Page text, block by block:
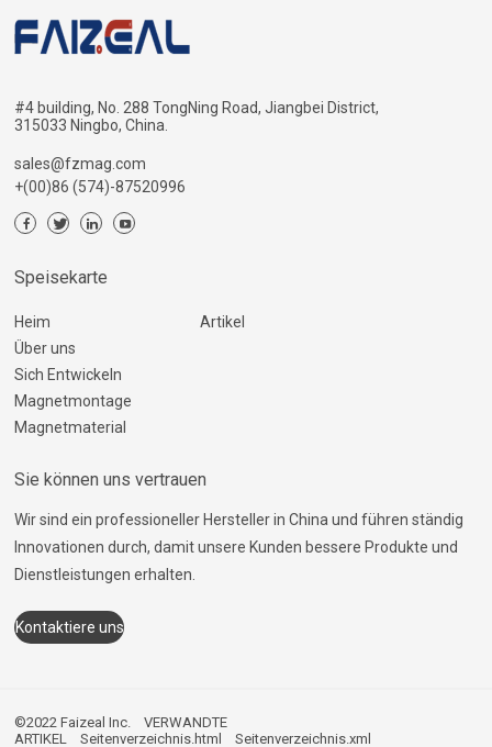
#4 building, No. 288 TongNing Road, Jiangbei District,
315033 Ningbo, China.
sales@fzmag.com
+(00)86 (574)-87520996
Speisekarte
Heim
Über uns
Sich Entwickeln
Magnetmontage
Magnetmaterial
Artikel
Sie können uns vertrauen
Wir sind ein professioneller Hersteller in China und führen ständig
Innovationen durch, damit unsere Kunden bessere Produkte und
Dienstleistungen erhalten.
Kontaktiere uns
©2022 Faizeal Inc.VERWANDTE
ARTIKEL
Seitenverzeichnis.html Seitenverzeichnis.xml